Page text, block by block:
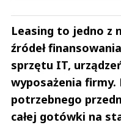
Leasing to jedno z
źródeł
sprzętu IT,
wyposażenia firmy.
potrzebnego
całej gotówki na